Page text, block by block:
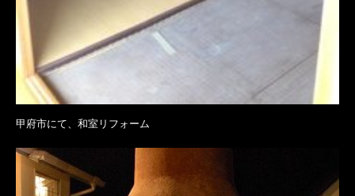
甲府市にて、和室リフォーム